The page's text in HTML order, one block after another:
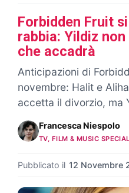
Forbidden Fruit
rabbia: Yildiz
che accadrà
Anticipazioni di
novembre: Halit e
accetta il divorzio, ma
Francesca Niespolo
TV, FILM & MUSIC
Pubblicato il 12 Novembre